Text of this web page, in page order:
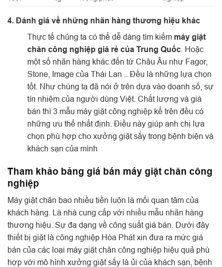
4. Đánh giá về những nhãn hàng thương hiệu khác
Thực tế chúng ta có thể dễ dàng tìm kiếm máy giặt
chăn công nghiệp giá rẻ của Trung Quốc . Hoặc
một số nhãn hàng khác đến từ Châu Âu như Fagor,
Stone, Image của Thái Lan .. Đều là những lựa chọn
tốt. Như chúng ta đã nói ở trên dựa vào doanh số, sự
tín nhiệm của người dùng Việt. Chất lượng và giá
bán thì 3 mẫu máy giặt công nghiệp kể trên đều có
những ưu thế nhất định. Điều này giúp anh chị lựa
chọn phù hợp cho xưởng giặt sấy trong bệnh biện và
khách sạn của mình
Tham khảo bảng giá bán máy giặt chăn công
nghiệp
Máy giặt chăn bao nhiều tiền luôn là mối quan tâm của
khách hàng. Là nhà cung cấp với nhiều mẫu nhãn hàng
thương hiệu. Sự đa dạng về công suất giá bán. Dưới đây
thiết bị giặt là công nghiệp Hòa Phát xin đưa ra mức giá
bán của các loại máy giặt chăn công nghiệp hiệu quả phù
hợp với mô hình xưởng giặt sấy là ủi của khách sạn, bệnh